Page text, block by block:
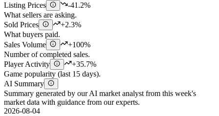
Listing Prices
-41.2%
What sellers are asking.
Sold Prices
+2.3%
What buyers paid.
Sales Volume
+100%
Number of completed sales.
Player Activity
+35.7%
Game popularity (last 15 days).
AI Summary
Summary generated by our AI market analyst from this week's
market data with guidance from our experts.
2026-08-04